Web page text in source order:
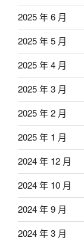
2025 年 6 月
2025 年 5 月
2025 年 4 月
2025 年 3 月
2025 年 2 月
2025 年 1 月
2024 年 12 月
2024 年 10 月
2024 年 9 月
2024 年 3 月